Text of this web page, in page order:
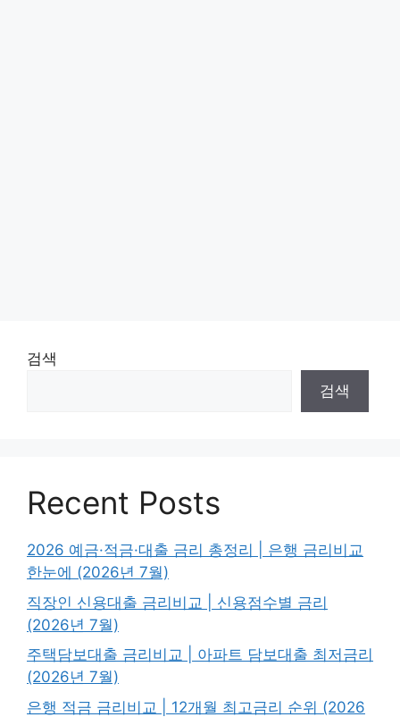
검색
검색
Recent Posts
2026 예금·적금·대출 금리 총정리 | 은행 금리비교
한눈에 (2026년 7월)
직장인 신용대출 금리비교 | 신용점수별 금리
(2026년 7월)
주택담보대출 금리비교 | 아파트 담보대출 최저금리
(2026년 7월)
은행 적금 금리비교 | 12개월 최고금리 순위 (2026